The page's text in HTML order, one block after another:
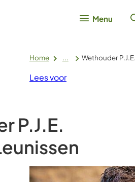
Menu
Home ... Wethouder
Lees voor
P.J.E.